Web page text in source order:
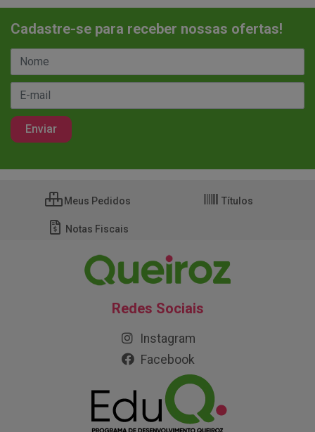
Cadastre-se para receber nossas ofertas!
Meus Pedidos Títulos
Notas Fiscais
Redes Sociais
Instagram
Facebook